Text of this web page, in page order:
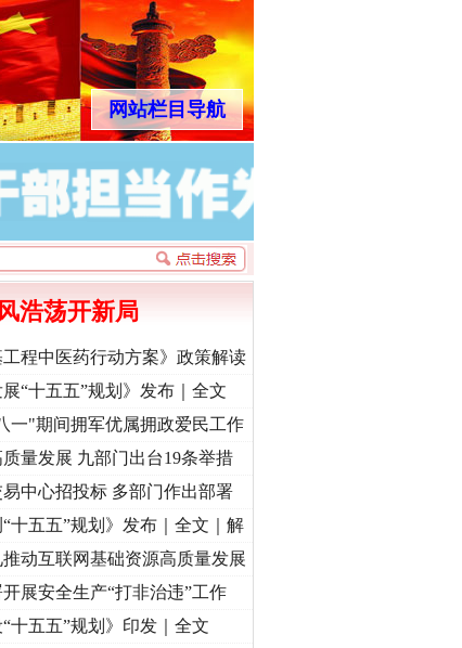
网站栏目导航
浩荡开新局
工程中医药行动方案》政策解读
展“十五五”规划》发布｜全文
一"期间拥军优属拥政爱民工作
量发展 九部门出台19条举措
中心招投标 多部门作出部署
“十五五”规划》发布｜全文｜解
动互联网基础资源高质量发展
展安全生产“打非治违”工作
“十五五”规划》印发｜全文